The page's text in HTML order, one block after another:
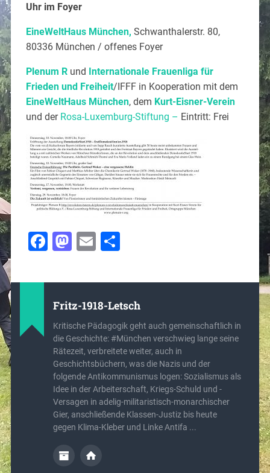
Uhr im Foyer
EineWeltHaus München, Schwanthalerstr. 80,
80336 München / offenes Foyer
Plenum R und Internationale Frauenliga für
Frieden und Freiheit/IFFF in Kooperation mit dem
EineWeltHaus München, dem Kurt-Eisner-Verein
und der Rosa-Luxemburg-Stiftung – Eintritt: Frei
Facebook
Mastodon
EmailTeilen
Fritz-1918-Letsch
Kritische Pädagogik geht auch gemeinschaftlich in
die Geschichte: #München verschwieg lange seine
Rätezeit, verbreitete weiter, auch in
Geschichtsbüchern, was die Nazis und der
folgende Antikommunismus logen: Sozialismus als
Idee in der Arbeiterschaft, Kriegs-Schuld und -
Versagen in adelig-militaristisch-monarchischer
Gier, anschließende Klassen-Justiz bis heute
gegen Klima-Kleber und Linke Antifa ...